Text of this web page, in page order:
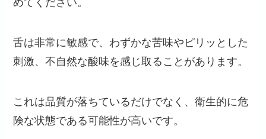
舌は非常に敏感で、わずかな苦味やピリッとした
刺激、不自然な酸味を感じ取ることがあります。
これは品質が落ちているだけでなく、衛生的に危
険な状態である可能性が高いです。